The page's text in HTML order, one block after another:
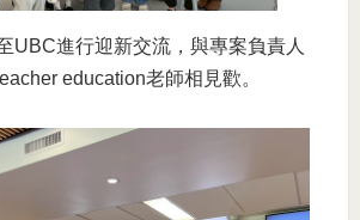
UBC進行迎新交流，與專案負責人
education老師相見歡。